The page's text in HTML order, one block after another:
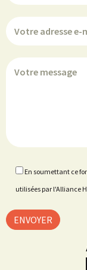
En soumettant ce
utilisées par l'Alliance